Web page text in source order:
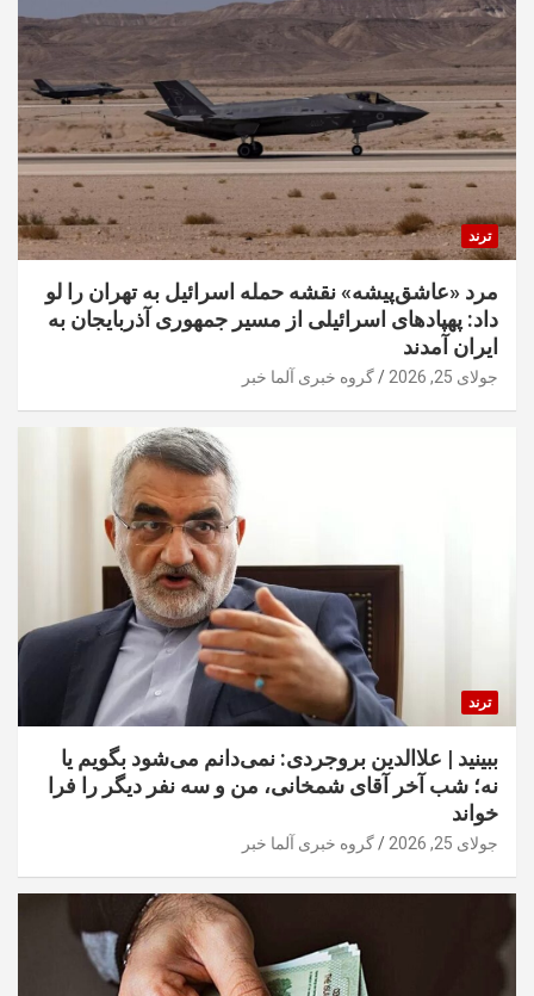
ترند
مرد «عاشق‌پیشه» نقشه حمله اسرائیل به تهران را لو
داد: پهپادهای اسرائیلی از مسیر جمهوری آذربایجان به
ایران آمدند
جولای 25, 2026 گروه خبری آلما خبر
ترند
ببینید | علاالدین بروجردی: نمی‌دانم می‌شود بگویم یا
نه؛ شب آخر آقای شمخانی، من و سه نفر دیگر را فرا
خواند
جولای 25, 2026 گروه خبری آلما خبر